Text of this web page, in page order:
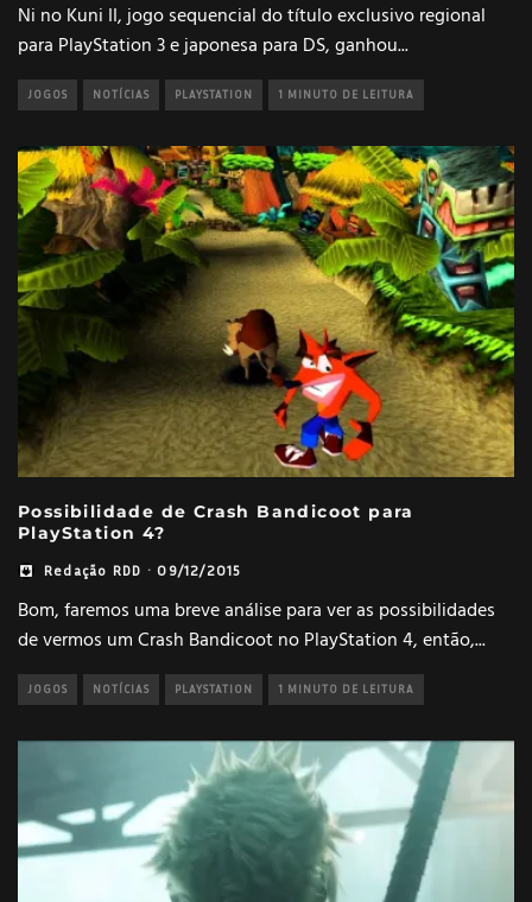
Ni no Kuni II, jogo sequencial do título exclusivo regional
para PlayStation 3 e japonesa para DS, ganhou...
JOGOS NOTÍCIAS PLAYSTATION 1 MINUTO DE LEITURA
Possibilidade de Crash Bandicoot para
PlayStation 4?
Redação RDD · 09/12/2015
Bom, faremos uma breve análise para ver as possibilidades
de vermos um Crash Bandicoot no PlayStation 4, então,...
JOGOS NOTÍCIAS PLAYSTATION 1 MINUTO DE LEITURA